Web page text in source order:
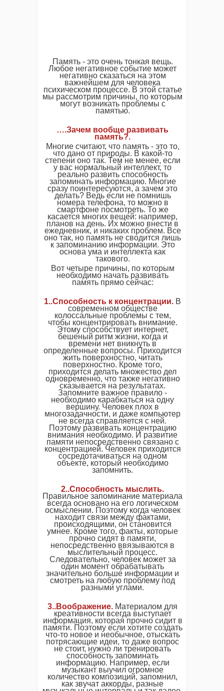
Память - это очень тонкая вещь.
Любое негативное событие может
негативно сказаться на этом
важнейшем для человека
психическом процессе. В этой статье
мы рассмотрим причины, по которым
могут возникать проблемы с
памятью.
….Зачем вообще развивать
память?.
Многие считают, что память - это то,
что дано от природы. В какой-то
степени оно так. Тем не менее, если
у вас нормальный интеллект, то
реально развить способность
запоминать информацию. Многие
сразу поинтересуются, а зачем это
делать? Ведь если не помнишь
номера телефона, то можно в
смартфоне посмотреть. То же
касается многих вещей: например,
планов на день. Их можно внести в
ежедневник, и никаких проблем. Все
оно так, но память не сводится лишь
к запоминанию информации. Это
основа ума и интеллекта как
такового.
Вот четыре причины, по которым
необходимо начать развивать
память прямо сейчас:
1..Способность к концентрации. В
современном обществе
колоссальные проблемы с тем,
чтобы концентрировать внимание.
Этому способствует интернет,
бешеный ритм жизни, когда и
времени нет вникнуть в
определенные вопросы. Приходится
жить поверхностно, читать
поверхностно. Кроме того,
приходится делать множество дел
одновременно, что также негативно
сказывается на результатах.
Запомните важное правило -
необходимо карабкаться на одну
вершину. Человек плох в
многозадачности, и даже компьютер
не всегда справляется с ней.
Поэтому развивать концентрацию
внимания необходимо. И развитие
памяти непосредственно связано с
концентрацией. Человек приходится
сосредотачиваться на одном
объекте, который необходимо
запомнить.
2..Способность мыслить.
Правильное запоминание материала
всегда основано на его логическом
осмыслении. Поэтому когда человек
находит связи между фактами,
происходящими, он становится
умнее. Кроме того, факты, которые
прочно сидят в памяти,
непосредственно ввязываются в
мыслительный процесс.
Следовательно, человек может за
один момент обрабатывать
значительно больше информации и
смотреть на любую проблему под
разными углами.
3..Воображение. Материалом для
креативности всегда выступает
информация, которая прочно сидит в
памяти. Поэтому если хотите создать
что-то новое и необычное, отыскать
потрясающие идеи, то даже вопрос
не стоит, нужно ли тренировать
способность запоминать
информацию. Например, если
музыкант выучил огромное
количество композиций, запомнил,
как звучат аккорды, разные